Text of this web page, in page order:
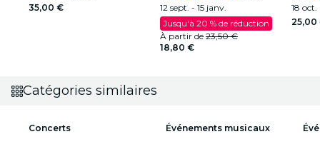
35,00 €
12 sept. - 15 janv.
Jusqu'à 20 % de réduction
À partir de 23,50 €
18,80 €
18 oct.
25,00
Catégories similaires
Concerts Événements musicaux